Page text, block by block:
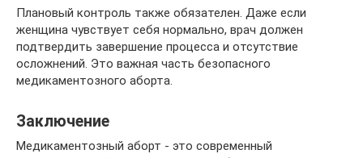
Плановый контроль также обязателен. Даже если
женщина чувствует себя нормально, врач должен
подтвердить завершение процесса и отсутствие
осложнений. Это важная часть безопасного
медикаментозного аборта.
Заключение
Медикаментозный аборт - это современный